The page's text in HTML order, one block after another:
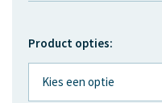
Product opties: